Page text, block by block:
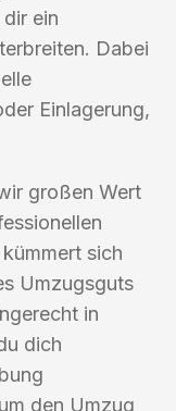
ein
Dabei
Einlagerung,
großen Wert
sich
Umzugsguts
in
dich
den Umzug